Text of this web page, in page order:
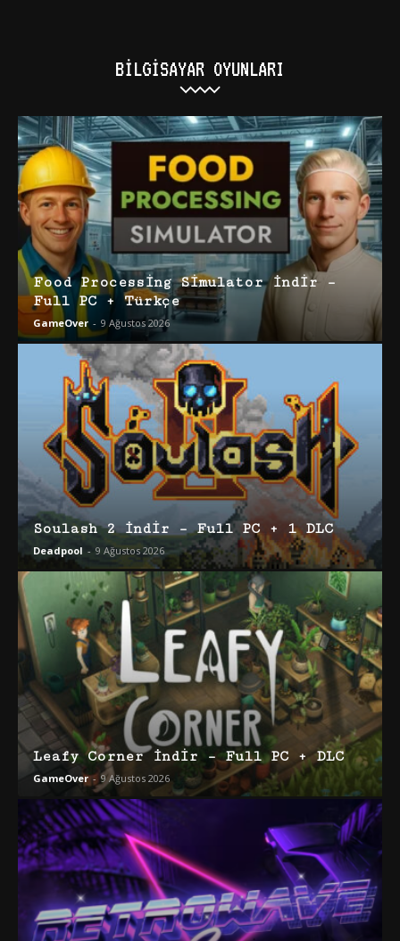
BILGISAYAR OYUNLARI
Food Processing Simulator İndir –
Full PC + Türkçe
GameOver - 9 Ağustos 2026
Soulash 2 İndir – Full PC + 1 DLC
Deadpool - 9 Ağustos 2026
Leafy Corner İndir – Full PC + DLC
GameOver - 9 Ağustos 2026